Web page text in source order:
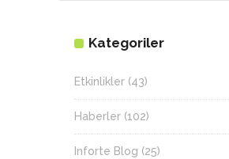
Kategoriler
Etkinlikler (43)
Haberler (102)
Inforte Blog (25)